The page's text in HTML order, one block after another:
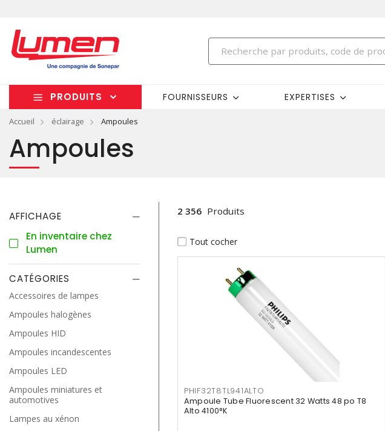
PRODUITS FOURNISSEURS EXPERTISES
Accueil éclairage Ampoules
Ampoules
AFFICHAGE
En inventaire chez
Lumen
CATÉGORIES
Accessoires de lampes
Ampoules halogènes
Ampoules HID
Ampoules incandescentes
Ampoules LED
Ampoules miniatures et
automotives
Lampes au xénon
2 356 Produits
Tout cocher
PHIF32T8TL941ALTO
Ampoule Tube Fluorescent 32 Watts 48 po T8
Alto 4100°K